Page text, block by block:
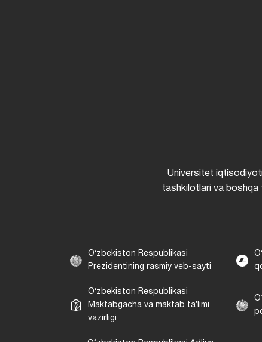
Universitet
tashkilotlari va boshqa
Oʻzbekiston Respublikasi
Prezidentining rasmiy veb-sayti
Oʻzbekiston Respublikasi
Maktabgacha va maktab taʼlimi
vazirligi